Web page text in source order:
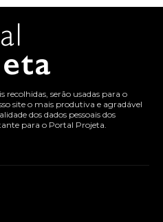
recolhidas, serão usadas para o
site o mais produtiva e agradável
dos dados pessoais dos
para o Portal Projeta.